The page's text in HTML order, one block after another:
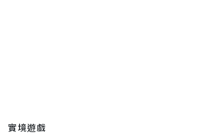
實境遊戲